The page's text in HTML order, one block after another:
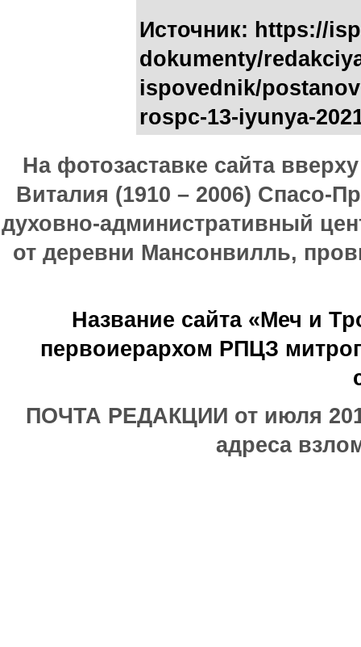
Источник: https://
dokumenty/
ispovednik/
rospc-13-iyunya-
На фотозаставке сайта
Виталия (1910 – 2006) Спасо-
духовно-административный
от деревни Мансонвилль,
Название сайта «Меч и
первоиерархом РПЦЗ
ПОЧТА РЕДАКЦИИ от июля
адреса